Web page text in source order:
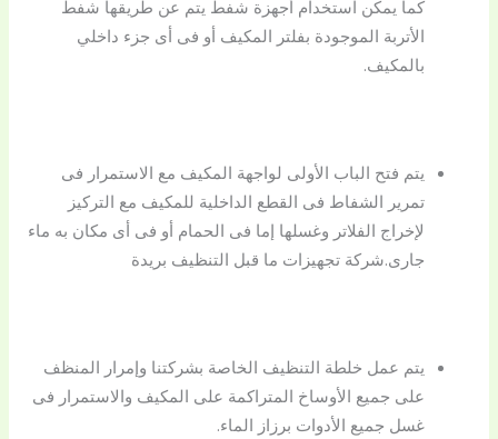
كما يمكن استخدام أجهزة شفط يتم عن طريقها شفط
الأتربة الموجودة بفلتر المكيف أو فى أى جزء داخلي
بالمكيف.
يتم فتح الباب الأولى لواجهة المكيف مع الاستمرار فى
تمرير الشفاط فى القطع الداخلية للمكيف مع التركيز
لإخراج الفلاتر وغسلها إما فى الحمام أو فى أى مكان به ماء
جارى.شركة تجهيزات ما قبل التنظيف بريدة
يتم عمل خلطة التنظيف الخاصة بشركتنا وإمرار المنظف
على جميع الأوساخ المتراكمة على المكيف والاستمرار فى
غسل جميع الأدوات برزاز الماء.